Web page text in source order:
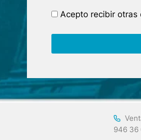
Acepto recibir otras
946 36